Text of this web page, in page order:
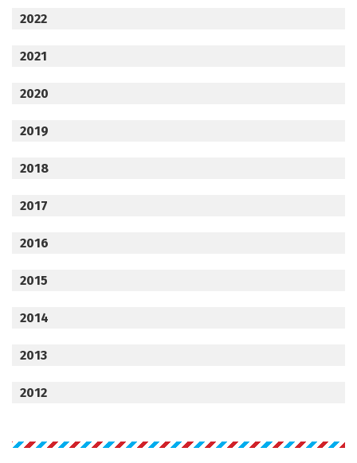
2022
2021
2020
2019
2018
2017
2016
2015
2014
2013
2012